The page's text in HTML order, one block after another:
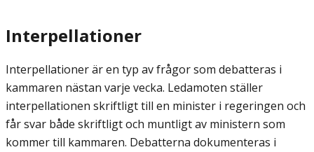
Interpellationer
Interpellationer är en typ av frågor som debatteras i
kammaren nästan varje vecka. Ledamoten ställer
interpellationen skriftligt till en minister i regeringen och
får svar både skriftligt och muntligt av ministern som
kommer till kammaren. Debatterna dokumenteras i